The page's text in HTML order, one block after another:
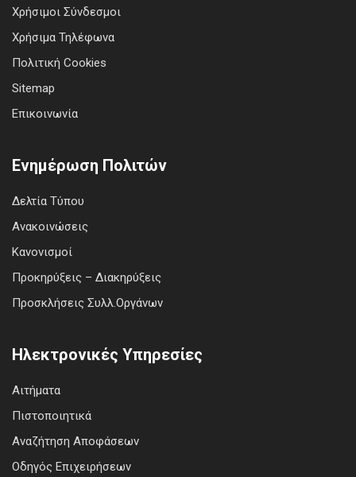
Χρήσιμοι Σύνδεσμοι
Χρήσιμα Τηλέφωνα
Πολιτική Cookies
Sitemap
Επικοινωνία
Ενημέρωση Πολιτών
Δελτία Τύπου
Ανακοινώσεις
Κανονισμοί
Προκηρύξεις – Διακηρύξεις
Προσκλήσεις Συλλ.Οργάνων
Ηλεκτρονικές Υπηρεσίες
Αιτήματα
Πιστοποιητικά
Αναζήτηση Αποφάσεων
Οδηγός Επιχειρήσεων